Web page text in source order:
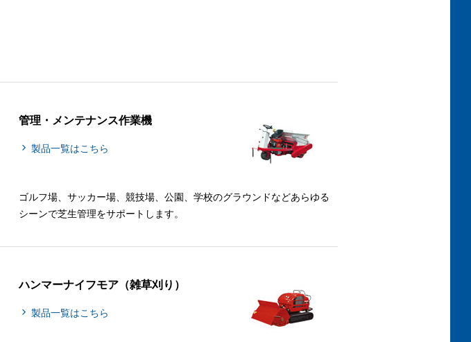
管理・メンテナンス作業機
製品一覧はこちら
ゴルフ場、サッカー場、競技場、公園、学校のグラウンドなどあらゆる
シーンで芝生管理をサポートします。
ハンマーナイフモア（雑草刈り）
製品一覧はこちら